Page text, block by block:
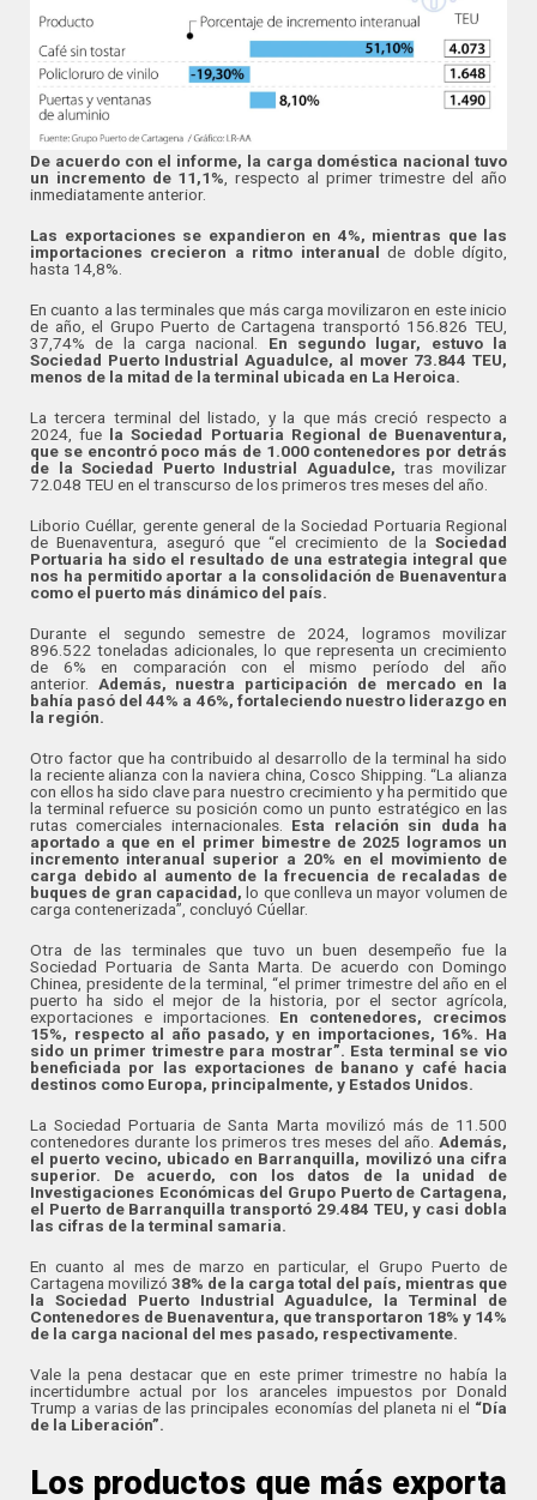
De acuerdo con el informe, la carga doméstica nacional tuvo
un incremento de 11,1%, respecto al primer trimestre del año
inmediatamente anterior.
Las exportaciones se expandieron en 4%, mientras que las
importaciones crecieron a ritmo interanual de doble dígito,
hasta 14,8%.
En cuanto a las terminales que más carga movilizaron en este inicio
de año, el Grupo Puerto de Cartagena transportó 156.826 TEU,
37,74% de la carga nacional. En segundo lugar, estuvo la
Sociedad Puerto Industrial Aguadulce, al mover 73.844 TEU,
menos de la mitad de la terminal ubicada en La Heroica.
La tercera terminal del listado, y la que más creció respecto a
2024, fue la Sociedad Portuaria Regional de Buenaventura,
que se encontró poco más de 1.000 contenedores por detrás
de la Sociedad Puerto Industrial Aguadulce, tras movilizar
72.048 TEU en el transcurso de los primeros tres meses del año.
Liborio Cuéllar, gerente general de la Sociedad Portuaria Regional
de Buenaventura, aseguró que “el crecimiento de la Sociedad
Portuaria ha sido el resultado de una estrategia integral que
nos ha permitido aportar a la consolidación de Buenaventura
como el puerto más dinámico del país.
Durante el segundo semestre de 2024, logramos movilizar
896.522 toneladas adicionales, lo que representa un crecimiento
de 6% en comparación con el mismo período del año
anterior. Además, nuestra participación de mercado en la
bahía pasó del 44% a 46%, fortaleciendo nuestro liderazgo en
la región.
Otro factor que ha contribuido al desarrollo de la terminal ha sido
la reciente alianza con la naviera china, Cosco Shipping. “La alianza
con ellos ha sido clave para nuestro crecimiento y ha permitido que
la terminal refuerce su posición como un punto estratégico en las
rutas comerciales internacionales. Esta relación sin duda ha
aportado a que en el primer bimestre de 2025 logramos un
incremento interanual superior a 20% en el movimiento de
carga debido al aumento de la frecuencia de recaladas de
buques de gran capacidad, lo que conlleva un mayor volumen de
carga contenerizada”, concluyó Cúellar.
Otra de las terminales que tuvo un buen desempeño fue la
Sociedad Portuaria de Santa Marta. De acuerdo con Domingo
Chinea, presidente de la terminal, “el primer trimestre del año en el
puerto ha sido el mejor de la historia, por el sector agrícola,
exportaciones e importaciones. En contenedores, crecimos
15%, respecto al año pasado, y en importaciones, 16%. Ha
sido un primer trimestre para mostrar”. Esta terminal se vio
beneficiada por las exportaciones de banano y café hacia
destinos como Europa, principalmente, y Estados Unidos.
La Sociedad Portuaria de Santa Marta movilizó más de 11.500
contenedores durante los primeros tres meses del año. Además,
el puerto vecino, ubicado en Barranquilla, movilizó una cifra
superior. De acuerdo, con los datos de la unidad de
Investigaciones Económicas del Grupo Puerto de Cartagena,
el Puerto de Barranquilla transportó 29.484 TEU, y casi dobla
las cifras de la terminal samaria.
En cuanto al mes de marzo en particular, el Grupo Puerto de
Cartagena movilizó 38% de la carga total del país, mientras que
la Sociedad Puerto Industrial Aguadulce, la Terminal de
Contenedores de Buenaventura, que transportaron 18% y 14%
de la carga nacional del mes pasado, respectivamente.
Vale la pena destacar que en este primer trimestre no había la
incertidumbre actual por los aranceles impuestos por Donald
Trump a varias de las principales economías del planeta ni el “Día
de la Liberación”.
Los productos que más exporta